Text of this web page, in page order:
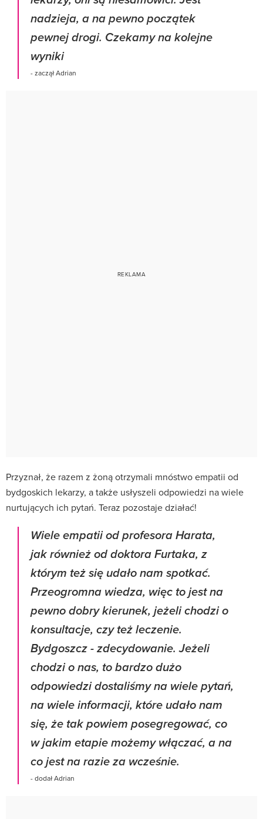
nadzieja, a na pewno początek
pewnej drogi. Czekamy na kolejne
wyniki
- zaczął Adrian
Przyznał, że razem z żoną otrzymali mnóstwo empatii od
bydgoskich lekarzy, a także usłyszeli odpowiedzi na wiele
nurtujących ich pytań. Teraz pozostaje działać!
Wiele empatii od profesora Harata,
jak również od doktora Furtaka, z
którym też się udało nam spotkać.
Przeogromna wiedza, więc to jest na
pewno dobry kierunek, jeżeli chodzi o
konsultacje, czy też leczenie.
Bydgoszcz - zdecydowanie. Jeżeli
chodzi o nas, to bardzo dużo
odpowiedzi dostaliśmy na wiele pytań,
na wiele informacji, które udało nam
się, że tak powiem posegregować, co
w jakim etapie możemy włączać, a na
co jest na razie za wcześnie.
- dodał Adrian